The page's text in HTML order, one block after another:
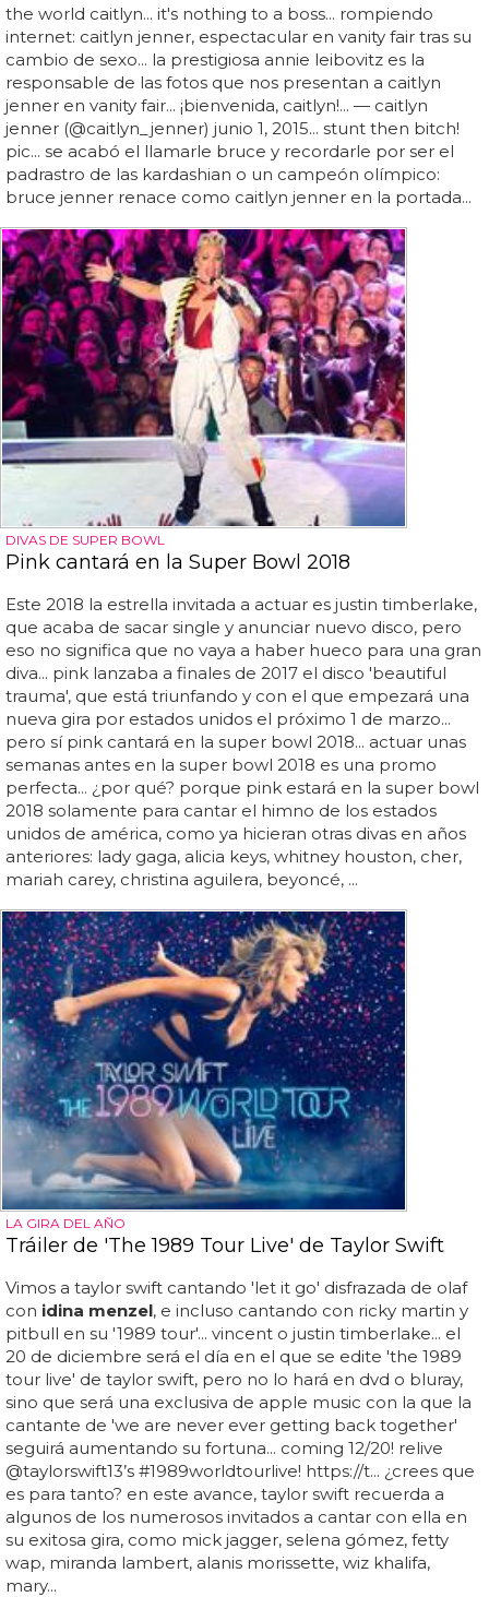
the world caitlyn... it's nothing to a boss... rompiendo
internet: caitlyn jenner, espectacular en vanity fair tras su
cambio de sexo... la prestigiosa annie leibovitz es la
responsable de las fotos que nos presentan a caitlyn
jenner en vanity fair... ¡bienvenida, caitlyn!... — caitlyn
jenner (@caitlyn_jenner) junio 1, 2015... stunt then bitch!
pic... se acabó el llamarle bruce y recordarle por ser el
padrastro de las kardashian o un campeón olímpico:
bruce jenner renace como caitlyn jenner en la portada...
DIVAS DE SUPER BOWL
Pink cantará en la Super Bowl 2018
Este 2018 la estrella invitada a actuar es justin timberlake,
que acaba de sacar single y anunciar nuevo disco, pero
eso no significa que no vaya a haber hueco para una gran
diva... pink lanzaba a finales de 2017 el disco 'beautiful
trauma', que está triunfando y con el que empezará una
nueva gira por estados unidos el próximo 1 de marzo...
pero sí pink cantará en la super bowl 2018... actuar unas
semanas antes en la super bowl 2018 es una promo
perfecta... ¿por qué? porque pink estará en la super bowl
2018 solamente para cantar el himno de los estados
unidos de américa, como ya hicieran otras divas en años
anteriores: lady gaga, alicia keys, whitney houston, cher,
mariah carey, christina aguilera, beyoncé, ...
LA GIRA DEL AÑO
Tráiler de 'The 1989 Tour Live' de Taylor Swift
Vimos a taylor swift cantando 'let it go' disfrazada de olaf
con idina menzel, e incluso cantando con ricky martin y
pitbull en su '1989 tour'... vincent o justin timberlake... el
20 de diciembre será el día en el que se edite 'the 1989
tour live' de taylor swift, pero no lo hará en dvd o bluray,
sino que será una exclusiva de apple music con la que la
cantante de 'we are never ever getting back together'
seguirá aumentando su fortuna... coming 12/20! relive
@taylorswift13’s #1989worldtourlive! https://t... ¿crees que
es para tanto? en este avance, taylor swift recuerda a
algunos de los numerosos invitados a cantar con ella en
su exitosa gira, como mick jagger, selena gómez, fetty
wap, miranda lambert, alanis morissette, wiz khalifa,
mary...